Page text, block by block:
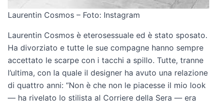
Laurentin Cosmos – Foto: Instagram
Laurentin Cosmos è eterosessuale ed è stato sposato.
Ha divorziato e tutte le sue compagne hanno sempre
accettato le scarpe con i tacchi a spillo. Tutte, tranne
l’ultima, con la quale il designer ha avuto una relazione
di quattro anni: “Non è che non le piacesse il mio look
— ha rivelato lo stilista al Corriere della Sera — era